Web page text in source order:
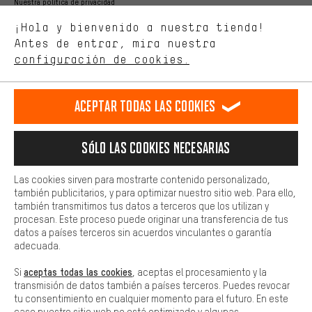
Nuestra política de privacidad
Idioma"
español
ES english
EN Deutsch
DE
RESCINDIR EL CONTRATO Comunidad de Aquisgrán Programa de afiliados
Aviso Legal Protección de datos Condiciones Generales
Plataforma de reportes Reciclaje de baterias
Configuración de las cookies Ajusta el contraste
Todos los precios indicados son en euros e sin MwSt, más
gastos de envío aEstados Unidos.
¡Hola y bienvenido a nuestra tienda!
Antes de entrar, mira nuestra
configuración de cookies.
tienda. Con las cookies de rendimiento, puedes influir en la mejora
de nuestro sitio web y nuestra oferta de la tienda con tu
comportamiento de compra.
Más confort
cookies de comodidad, creamos enlaces a plataformas de redes
sociales. Esto nos permite proporcionarle más contenido e
adicionales que le ayudarán a encontrar los productos adecuados.
preguntas de forma rápida y sencilla.
Básica
Las cookies básicas aseguran que puedas usar nuestro sitio web.
Aceptar todas las cookies
Sólo las cookies necesarias
Las cookies sirven para mostrarte contenido personalizado,
también publicitarios, y para optimizar nuestro sitio web. Para ello,
también transmitimos tus datos a terceros que los utilizan y
procesan. Este proceso puede originar una transferencia de tus
datos a países terceros sin acuerdos vinculantes o garantía
adecuada.
Si aceptas todas las cookies , aceptas el procesamiento y la
transmisión de datos también a países terceros. Puedes revocar
tu consentimiento en cualquier momento para el futuro. En este